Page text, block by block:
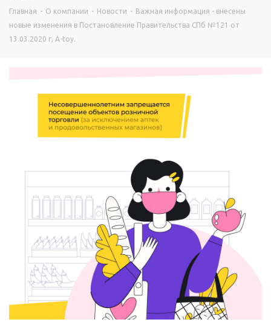
Главная - О компании - Новости - Важная информация - внесены
новые изменения в Постановление Правительства СПб №121 от
13.03.2020 г, A-toy.